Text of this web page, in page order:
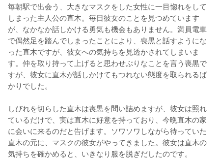
毎朝駅で出会う、大きなマスクをした女性に一目惚れをして
しまった主人公の直木。毎日彼女のことを見つめています
が、なかなか話しかける勇気も機会もありません。満員電車
で偶然足を踏んでしまったことにより、喪黒と話すようにな
った直木ですが、彼女への気持ちを見透かされてしまいま
す。仲を取り持って上げると思わせぶりなことを言う喪黒で
すが、彼女に直木が話しかけてもつれない態度を取られるば
かりでした。
しびれを切らした直木は喪黒を問い詰めますが、彼女は照れ
ているだけで、実は直木に好意を持っており、今晩直木の家
に会いに来るのだと告げます。ソワソワしながら待っていた
直木の元に、マスクの彼女がやってきました。彼女は直木の
気持ちを確かめると、いきなり服を脱ぎだしたのです。